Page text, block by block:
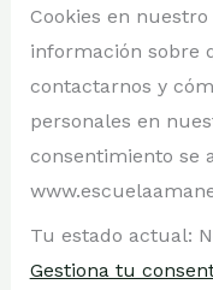
Cookies en
información sobre
contactarnos y
personales en
consentimiento se
Tu estado actual:
Gestiona tu